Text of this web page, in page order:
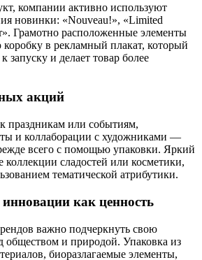
компании активно используют
новинки: «Nouveau!», «Limited
Грамотно расположенные элементы
в рекламный плакат, который
запуску и делает товар более
акций
праздникам или событиям,
и коллаборации с художниками —
всего с помощью упаковки. Яркий
сладостей или косметики,
тематической атрибутики.
как ценность
важно подчеркнуть свою
обществом и природой. Упаковка из
биоразлагаемые элементы,